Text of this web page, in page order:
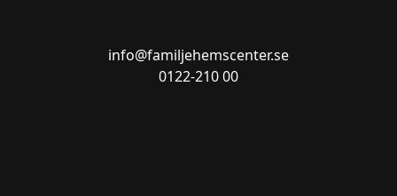
info@familjehemscenter.se
0122-210 00